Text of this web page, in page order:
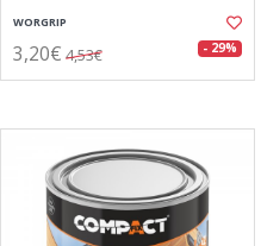
WORGRIP
3,20€ 4,53€ - 29%